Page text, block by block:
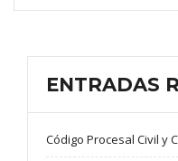
ENTRADAS
Código Procesal Civil y